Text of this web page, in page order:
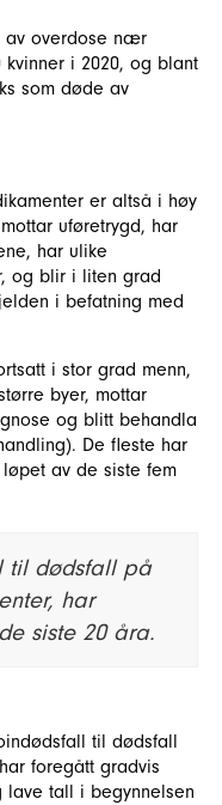
av overdose nær
i 2020, og blant
som døde av
er altså i høy
uføretrygd, har
har ulike
og blir i liten grad
i befatning med
i stor grad menn,
byer, mottar
og blitt behandla
De fleste har
av de siste fem
til dødsfall på
har
siste 20 åra.
til dødsfall
foregått gradvis
lave tall i begynnelsen